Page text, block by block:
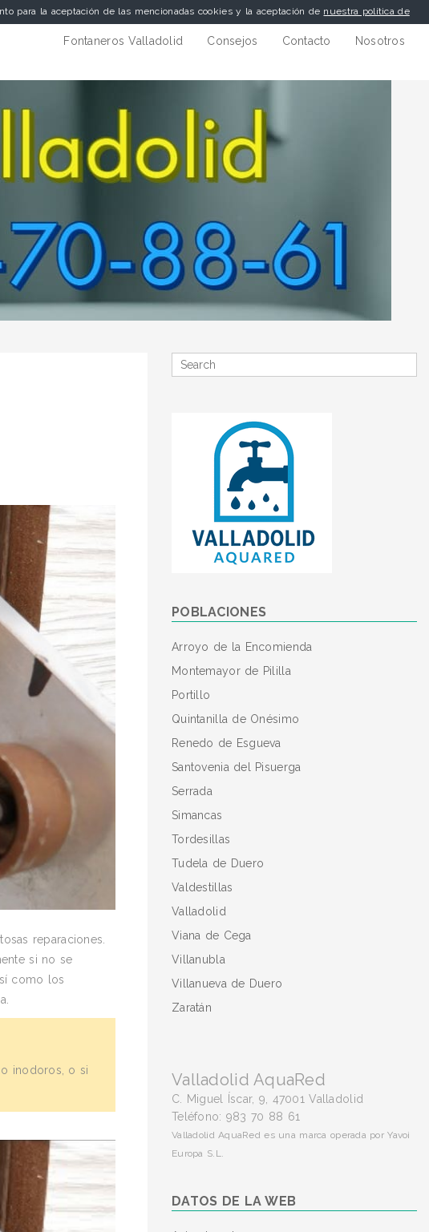
Fontaneros Valladolid Consejos Contacto Nosotros
reparaciones.
si no se
como los
inodoros, o si
Search
for
POBLACIONES
Arroyo de la Encomienda
Montemayor de Pililla
Portillo
Quintanilla de Onésimo
Renedo de Esgueva
Santovenia del Pisuerga
Serrada
Simancas
Tordesillas
Tudela de Duero
Valdestillas
Valladolid
Viana de Cega
Villanubla
Villanueva de Duero
Zaratán
Valladolid AquaRed
C. Miguel Íscar, 9, 47001 Valladolid
Teléfono: 983 70 88 61
Valladolid AquaRed es una marca operada por Yavoi
Europa S.L.
DATOS DE LA WEB
para la aceptación de las mencionadas cookies y la aceptación de nuestra política de